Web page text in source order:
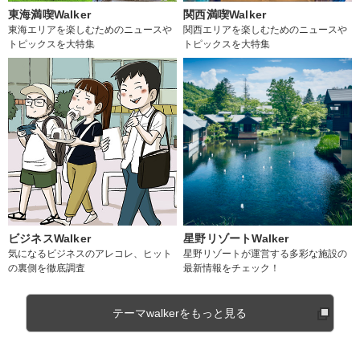
東海満喫Walker
東海エリアを楽しむためのニュースや
トピックスを大特集
関西満喫Walker
関西エリアを楽しむためのニュースや
トピックスを大特集
ビジネスWalker
気になるビジネスのアレコレ、ヒット
の裏側を徹底調査
星野リゾートWalker
星野リゾートが運営する多彩な施設の
最新情報をチェック！
テーマwalkerをもっと見る